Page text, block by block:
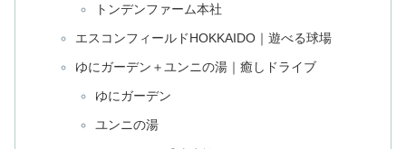
トンデンファーム本社
エスコンフィールドHOKKAIDO｜遊べる球場
ゆにガーデン＋ユンニの湯｜癒しドライブ
ゆにガーデン
ユンニの湯